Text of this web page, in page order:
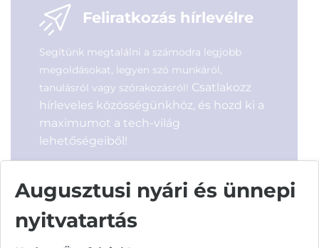
Feliratkozás hírlevélre
Segítünk megtalálni a számodra legjobb
megoldásokat, legyen szó munkáról,
tanulásról vagy szórakozásról! Csatlakozz
hírleveles közösségünkhöz, és hozd ki a
maximumot a tech-világ
lehetőségeiből!
Augusztusi nyári és ünnepi
nyitvatartás